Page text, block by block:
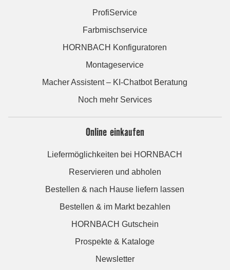
ProfiService
Farbmischservice
HORNBACH Konfiguratoren
Montageservice
Macher Assistent – KI-Chatbot Beratung
Noch mehr Services
Online einkaufen
Liefermöglichkeiten bei HORNBACH
Reservieren und abholen
Bestellen & nach Hause liefern lassen
Bestellen & im Markt bezahlen
HORNBACH Gutschein
Prospekte & Kataloge
Newsletter